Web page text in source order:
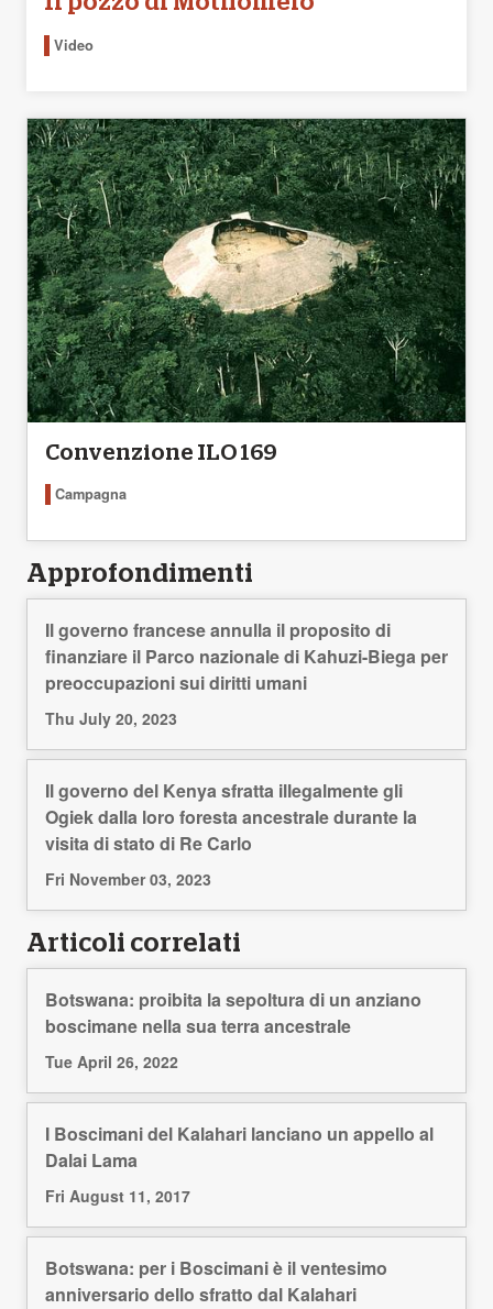
Video
Convenzione ILO 169
Campagna
Approfondimenti
Il governo francese annulla il proposito di
finanziare il Parco nazionale di Kahuzi-Biega per
preoccupazioni sui diritti umani
Thu July 20, 2023
Il governo del Kenya sfratta illegalmente gli
Ogiek dalla loro foresta ancestrale durante la
visita di stato di Re Carlo
Fri November 03, 2023
Articoli correlati
Botswana: proibita la sepoltura di un anziano
boscimane nella sua terra ancestrale
Tue April 26, 2022
I Boscimani del Kalahari lanciano un appello al
Dalai Lama
Fri August 11, 2017
Botswana: per i Boscimani è il ventesimo
anniversario dello sfratto dal Kalahari